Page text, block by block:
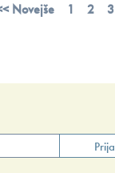
Novejše 1 2 3